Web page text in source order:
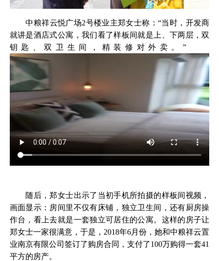
中粮祥云悦广场2号楼业主郑女士称：“当时，开发商
就讲是酒店式公寓，我们看了样板间就是上、下两层，双
钥匙、双卫生间，精装修对外卖。”
随后，郑女士出示了当初手机所拍摄的样板间视频，
画面显示：房间里不仅有床铺，独立卫生间，还有厨房操
作台，看上去就是一套独立可居住的公寓。这样的房子让
郑女士一家很满意，于是，2018年6月份，她和中粮祥云置
业南京有限公司签订了购房合同，支付了100万购得一套41
平方的房产。